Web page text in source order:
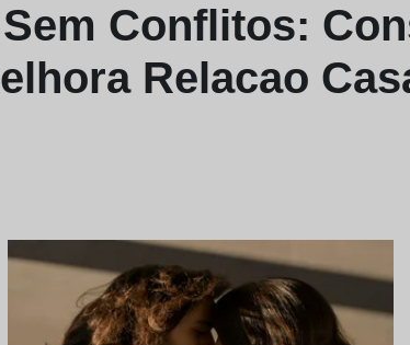
Conflitos:
Relacao